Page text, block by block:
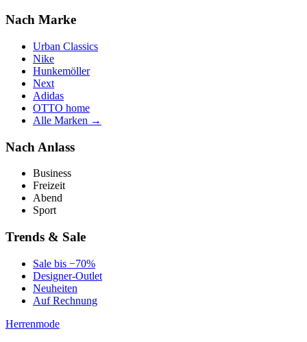
Nach Marke
Urban Classics
Nike
Hunkemöller
Next
Adidas
OTTO home
Alle Marken →
Nach Anlass
Business
Freizeit
Abend
Sport
Trends & Sale
Sale bis −70%
Designer-Outlet
Neuheiten
Auf Rechnung
Herrenmode